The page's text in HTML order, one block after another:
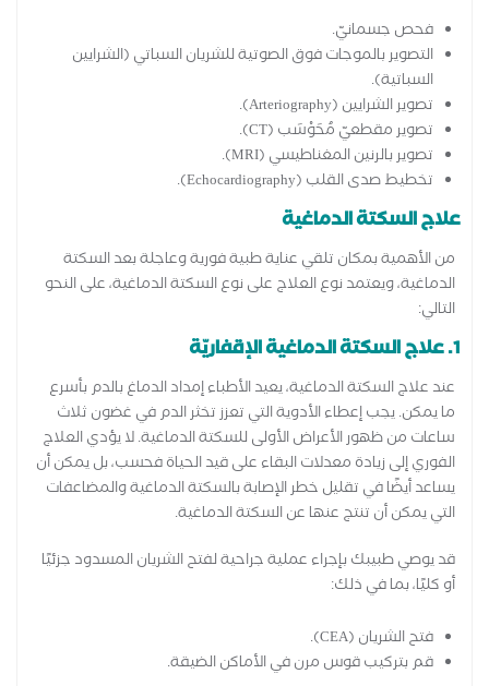
فحص جسمانيّ.
التصوير بالموجات فوق الصوتية للشريان السباتي (الشرايين
السباتية).
تصوير الشرايين (Arteriography).
تصوير مقطعيّ مُحَوْسَب (CT).
تصوير بالرنين المغناطيسي (MRI).
تخطيط صدى القلب (Echocardiography).
علاج السكتة الدماغية
من الأهمية بمكان تلقي عناية طبية فورية وعاجلة بعد السكتة
الدماغية، ويعتمد نوع العلاج على نوع السكتة الدماغية، على النحو
التالي:
1. علاج السكتة الدماغية الإقفاريّة
عند علاج السكتة الدماغية، يعيد الأطباء إمداد الدماغ بالدم بأسرع
ما يمكن. يجب إعطاء الأدوية التي تعزز تخثر الدم في غضون ثلاث
ساعات من ظهور الأعراض الأولى للسكتة الدماغية. لا يؤدي العلاج
الفوري إلى زيادة معدلات البقاء على قيد الحياة فحسب، بل يمكن أن
يساعد أيضًا في تقليل خطر الإصابة بالسكتة الدماغية والمضاعفات
التي يمكن أن تنتج عنها عن السكتة الدماغية.
قد يوصي طبيبك بإجراء عملية جراحية لفتح الشريان المسدود جزئيًا
أو كليًا، بما في ذلك:
فتح الشريان (CEA).
قم بتركيب قوس مرن في الأماكن الضيقة.